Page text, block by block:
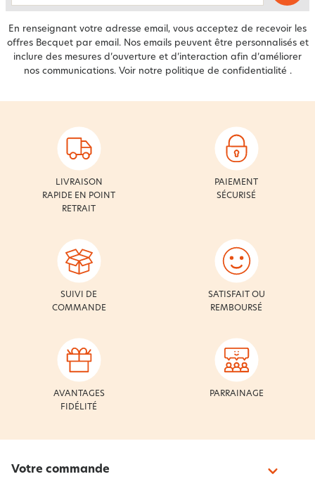
En renseignant votre adresse email, vous acceptez de recevoir les
offres Becquet par email. Nos emails peuvent être personnalisés et
inclure des mesures d’ouverture et d’interaction afin d’améliorer
nos communications. Voir notre politique de confidentialité .
LIVRAISON
RAPIDE EN POINT
RETRAIT
PAIEMENT
SÉCURISÉ
SUIVI DE
COMMANDE
SATISFAIT OU
REMBOURSÉ
AVANTAGES
FIDÉLITÉ
PARRAINAGE
Votre commande